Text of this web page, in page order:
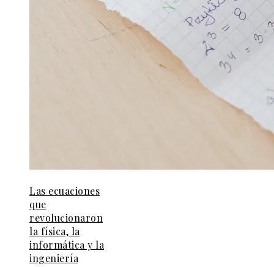
Las ecuaciones
que
revolucionaron
la física, la
informática y la
ingeniería